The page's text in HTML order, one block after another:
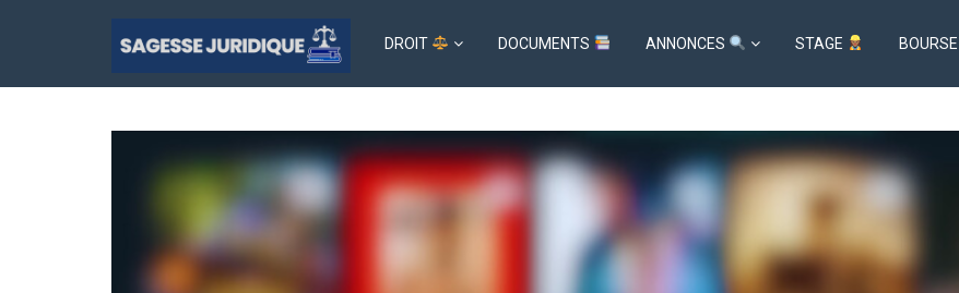
DROIT DOCUMENTS ANNONCES STAGE BOURSE